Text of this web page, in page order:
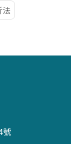
法
號